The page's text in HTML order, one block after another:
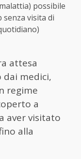
possibile
senza visita di
attesa
medici,
regime
a
aver visitato
alla